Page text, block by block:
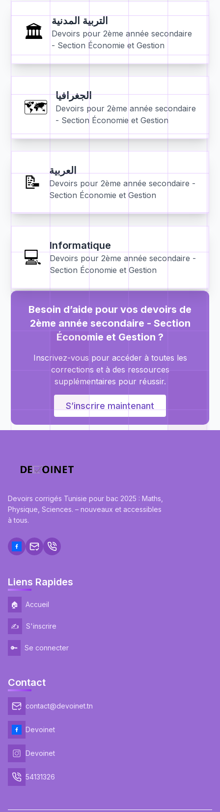
🏛️
التربية المدنية
Devoirs pour 2ème année secondaire
- Section Économie et Gestion
🗺️
الجغرافيا
Devoirs pour 2ème année secondaire
- Section Économie et Gestion
📝
العربية
Devoirs pour 2ème année secondaire -
Section Économie et Gestion
💻
Informatique
Devoirs pour 2ème année secondaire -
Section Économie et Gestion
Besoin d’aide pour vos devoirs de
2ème année secondaire - Section
Économie et Gestion ?
Inscrivez-vous pour accéder à toutes les
corrections et à des ressources
supplémentaires pour réussir.
S’inscrire maintenant
Devoirs corrigés Tunisie pour bac 2025 : Maths,
Physique, Sciences. – nouveaux et accessibles
à tous.
Liens Rapides
🏠 Accueil
✍️ S'inscrire
🔑 Se connecter
Contact
contact@devoinet.tn
Facebook
Devoinet
Instagram
Devoinet
54131326